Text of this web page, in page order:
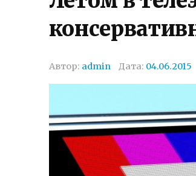
Автор: admin Дата: 04.06.2015